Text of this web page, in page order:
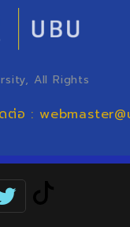
All Rights
ต่อ :